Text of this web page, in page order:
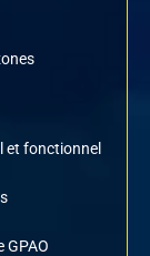
et fonctionnel
GPAO